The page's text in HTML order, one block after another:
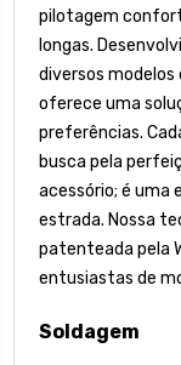
pilotagem
longas.
diversos
oferece uma
preferências.
busca pela
acessório; é uma
estrada. Nossa
patenteada pela
entusiastas de
Soldagem